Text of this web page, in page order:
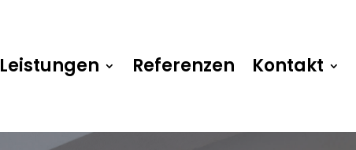
Leistungen Referenzen Kontakt